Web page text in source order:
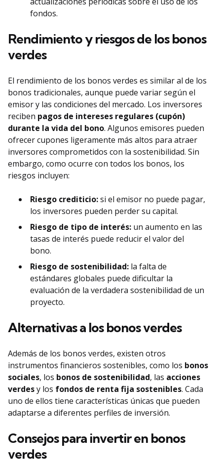
fondos.
Rendimiento y riesgos de los bonos
verdes
El rendimiento de los bonos verdes es similar al de los
bonos tradicionales, aunque puede variar según el
emisor y las condiciones del mercado. Los inversores
reciben pagos de intereses regulares (cupón)
durante la vida del bono. Algunos emisores pueden
ofrecer cupones ligeramente más altos para atraer
inversores comprometidos con la sostenibilidad. Sin
embargo, como ocurre con todos los bonos, los
riesgos incluyen:
Riesgo crediticio:si el emisor no puede pagar,
los inversores pueden perder su capital.
Riesgo de tipo de interés: un aumento en las
tasas de interés puede reducir el valor del
bono.
Riesgo de sostenibilidad: la falta de
estándares globales puede dificultar la
evaluación de la verdadera sostenibilidad de un
proyecto.
Alternativas a los bonos verdes
Además de los bonos verdes, existen otros
instrumentos financieros sostenibles, como los bonos
sociales, los bonos de sostenibilidad, las acciones
verdesy los fondos de renta fija sostenibles. Cada
uno de ellos tiene características únicas que pueden
adaptarse a diferentes perfiles de inversión.
Consejos para invertir en bonos
verdes